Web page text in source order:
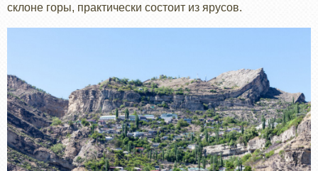
склоне горы, практически состоит из ярусов.